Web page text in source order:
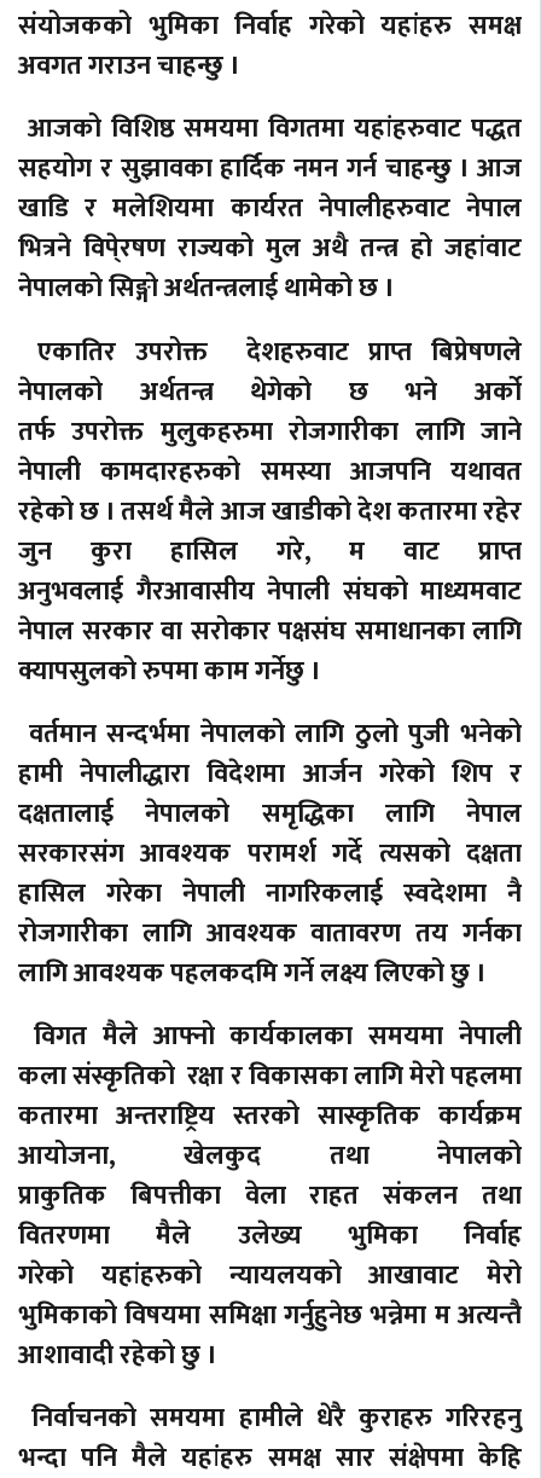
संयोजकको भुमिका निर्वाह गरेको यहांहरु समक्ष
अवगत गराउन चाहन्छु ।
आजको विशिष्ठ समयमा विगतमा यहांहरुवाट पद्धत
सहयोग र सुझावका हार्दिक नमन गर्न चाहन्छु । आज
खाडि र मलेशियमा कार्यरत नेपालीहरुवाट नेपाल
भित्रने विपे्रषण राज्यको मुल अथै तन्त्र हो जहांवाट
नेपालको सिङ्गो अर्थतन्त्रलाई थामेको छ ।
एकातिर उपरोक्त देशहरुवाट प्राप्त बिप्रेषणले
नेपालको अर्थतन्त्र थेगेको छ भने अर्को
तर्फ उपरोक्त मुलुकहरुमा रोजगारीका लागि जाने
नेपाली कामदारहरुको समस्या आजपनि यथावत
रहेको छ । तसर्थ मैले आज खाडीको देश कतारमा रहेर
जुन कुरा हासिल गरे, म वाट प्राप्त
अनुभवलाई गैरआवासीय नेपाली संघको माध्यमवाट
नेपाल सरकार वा सरोकार पक्षसंघ समाधानका लागि
क्यापसुलको रुपमा काम गर्नेछु ।
वर्तमान सन्दर्भमा नेपालको लागि ठुलो पुजी भनेको
हामी नेपालीद्धारा विदेशमा आर्जन गरेको शिप र
दक्षतालाई नेपालको समृद्धिका लागि नेपाल
सरकारसंग आवश्यक परामर्श गर्दे त्यसको दक्षता
हासिल गरेका नेपाली नागरिकलाई स्वदेशमा नै
रोजगारीका लागि आवश्यक वातावरण तय गर्नका
लागि आवश्यक पहलकदमि गर्ने लक्ष्य लिएको छु ।
विगत मैले आफ्नो कार्यकालका समयमा नेपाली
कला संस्कृतिको रक्षा र विकासका लागि मेरो पहलमा
कतारमा अन्तराष्ट्रिय स्तरको सास्कृतिक कार्यक्रम
आयोजना, खेलकुद तथा नेपालको
प्राकुतिक बिपत्तीका वेला राहत संकलन तथा
वितरणमा मैले उलेख्य भुमिका निर्वाह
गरेको यहांहरुको न्यायलयको आखावाट मेरो
भुमिकाको विषयमा समिक्षा गर्नुहुनेछ भन्नेमा म अत्यन्तै
आशावादी रहेको छु ।
निर्वाचनको समयमा हामीले धेरै कुराहरु गरिरहनु
भन्दा पनि मैले यहांहरु समक्ष सार संक्षेपमा केहि